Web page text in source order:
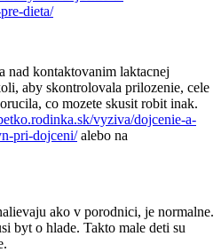
dieta/
nad kontaktovanim laktacnej
aby skontrolovala prilozenie, cele
co mozete skusit robit inak.
vyziva/dojcenie-a-
pri-dojceni/alebo na
ako v porodnici, je normalne.
byt o hlade. Takto male deti su